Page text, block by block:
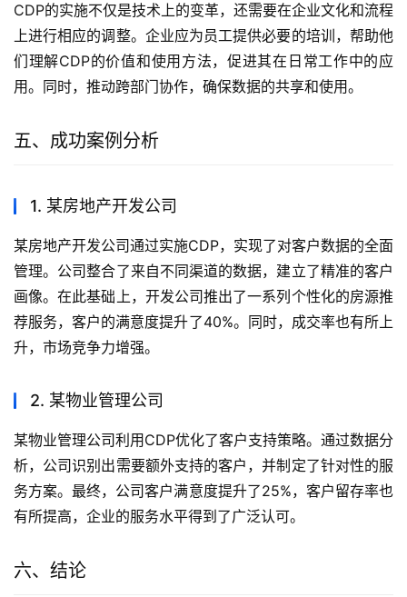
CDP的实施不仅是技术上的变革，还需要在企业文化和流程
上进行相应的调整。企业应为员工提供必要的培训，帮助他
们理解CDP的价值和使用方法，促进其在日常工作中的应
用。同时，推动跨部门协作，确保数据的共享和使用。
五、成功案例分析
1. 某房地产开发公司
某房地产开发公司通过实施CDP，实现了对客户数据的全面
管理。公司整合了来自不同渠道的数据，建立了精准的客户
画像。在此基础上，开发公司推出了一系列个性化的房源推
荐服务，客户的满意度提升了40%。同时，成交率也有所上
升，市场竞争力增强。
2. 某物业管理公司
某物业管理公司利用CDP优化了客户支持策略。通过数据分
析，公司识别出需要额外支持的客户，并制定了针对性的服
务方案。最终，公司客户满意度提升了25%，客户留存率也
有所提高，企业的服务水平得到了广泛认可。
六、结论